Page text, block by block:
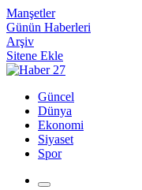
Manşetler
Günün Haberleri
Arşiv
Sitene Ekle
Güncel
Dünya
Ekonomi
Siyaset
Spor